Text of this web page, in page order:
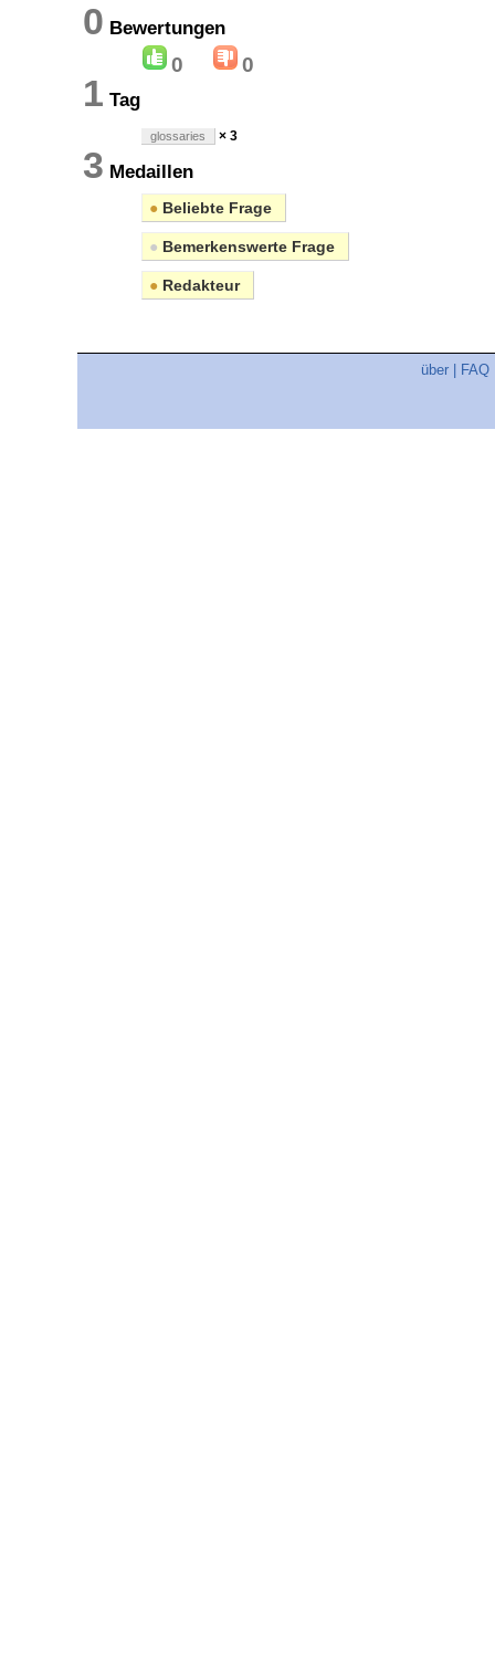
0 Bewertungen
0 0
1 Tag
glossaries × 3
3 Medaillen
● Beliebte Frage
● Bemerkenswerte Frage
● Redakteur
über FAQ